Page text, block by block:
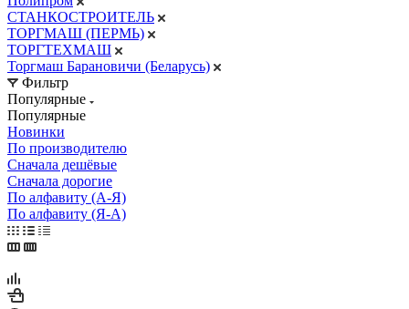
СТАНКОСТРОИТЕЛЬ
ТОРГМАШ (ПЕРМЬ)
ТОРГТЕХМАШ
Торгмаш Барановичи (Беларусь)
Фильтр
Популярные
Популярные
Новинки
По производителю
Сначала дешёвые
Сначала дорогие
По алфавиту (А-Я)
По алфавиту (Я-А)